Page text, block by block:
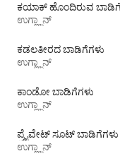
ಕಯಾಕ್ ಹೊಂದಿರುವ
ಉಗ್ಲ್ಜಾನ್
ಕಡಲತೀರದ ಬಾಡಿಗೆಗಳು
ಉಗ್ಲ್ಜಾನ್
ಕಾಂಡೋ ಬಾಡಿಗೆಗಳು
ಉಗ್ಲ್ಜಾನ್
ಪ್ರೈವೇಟ್ ಸೂಟ್ ಬಾಡಿಗೆಗಳು
ಉಗ್ಲ್ಜಾನ್